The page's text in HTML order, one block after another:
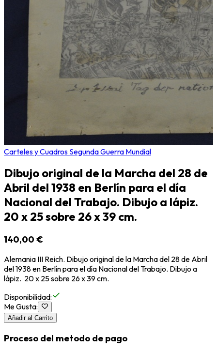
Carteles y Cuadros Segunda Guerra Mundial
Dibujo original de la Marcha del 28 de
Abril del 1938 en Berlín para el día
Nacional del Trabajo. Dibujo a lápiz.
20 x 25 sobre 26 x 39 cm.
140,00 €
Alemania III Reich. Dibujo original de la Marcha del 28 de Abril
del 1938 en Berlín para el día Nacional del Trabajo. Dibujo a
lápiz. 20 x 25 sobre 26 x 39 cm.
Disponibilidad:
Me Gusta:
Añadir al Carrito
Proceso del metodo de pago